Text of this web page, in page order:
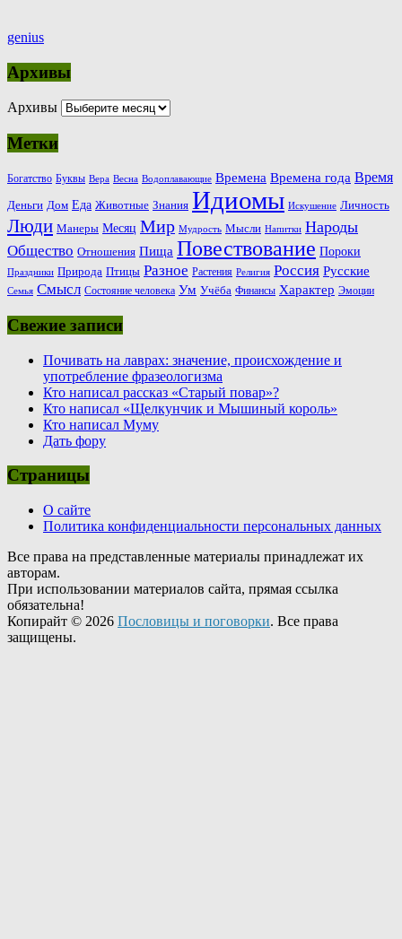
genius
Архивы
Архивы
Метки
Богатство Буквы Вера Весна Водоплавающие Времена Времена года Время
Деньги Дом Еда Животные Знания Идиомы Искушение Личность
Люди Манеры Месяц Мир Мудрость Мысли Напитки Народы
Общество Отношения Пища Повествование Пороки
Праздники Природа Птицы Разное Растения Религия Россия Русские
Семья Смысл Состояние человека Ум Учёба Финансы Характер Эмоции
Свежие записи
Почивать на лаврах: значение, происхождение и
употребление фразеологизма
Кто написал рассказ «Старый повар»?
Кто написал «Щелкунчик и Мышиный король»
Кто написал Муму
Дать фору
Страницы
О сайте
Политика конфиденциальности персональных данных
Все права на представленные материалы принадлежат их
авторам.
При использовании материалов сайта, прямая ссылка
обязательна!
Копирайт © 2026 Пословицы и поговорки. Все права
защищены.